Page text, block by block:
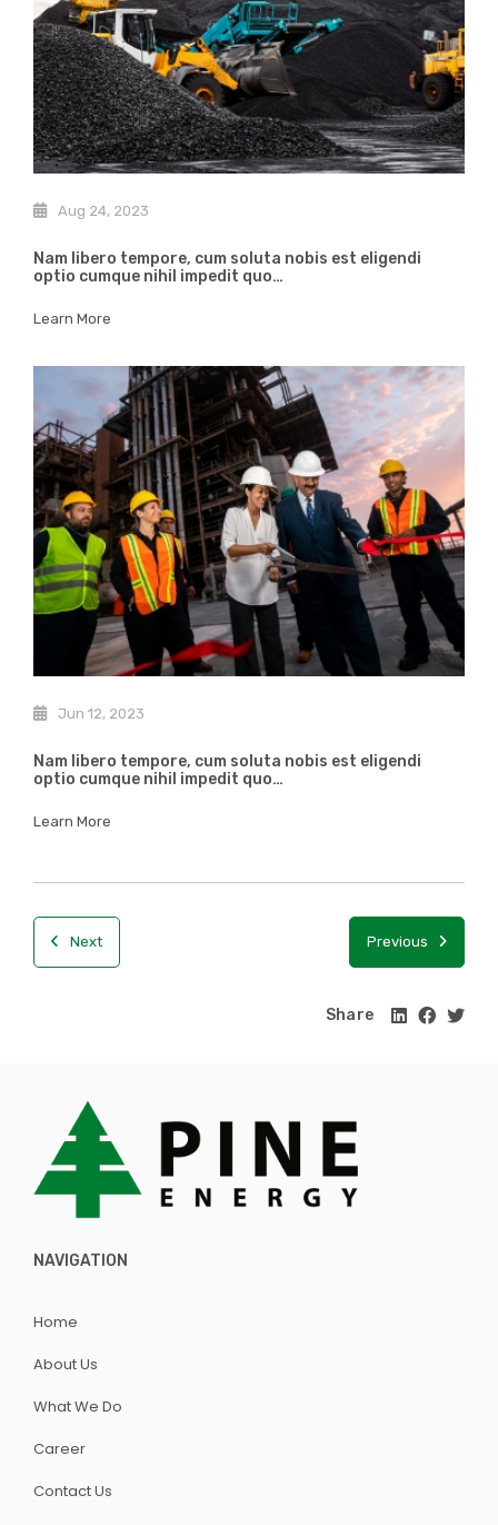
Aug 24, 2023
Nam libero tempore, cum soluta nobis est eligendi
optio cumque nihil impedit quo…
Learn More
Jun 12, 2023
Nam libero tempore, cum soluta nobis est eligendi
optio cumque nihil impedit quo…
Learn More
Next Previous
Share
NAVIGATION
Home
About Us
What We Do
Career
Contact Us